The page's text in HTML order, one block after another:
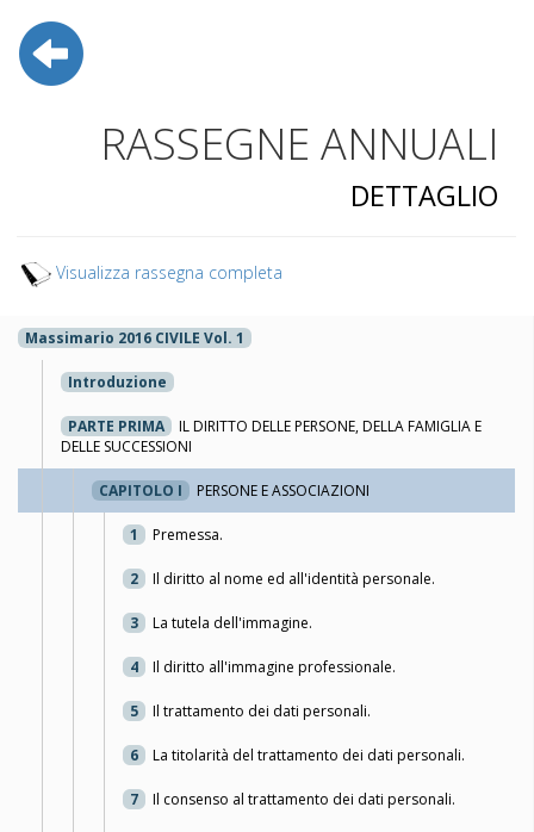
RASSEGNE ANNUALI
DETTAGLIO
Visualizza rassegna completa
Massimario 2016 CIVILE Vol. 1
Introduzione
PARTE PRIMA
IL DIRITTO DELLE PERSONE, DELLA FAMIGLIA E
DELLE SUCCESSIONI
CAPITOLO I PERSONE E ASSOCIAZIONI
1 Premessa.
2 Il diritto al nome ed all'identità personale.
3 La tutela dell'immagine.
4 Il diritto all'immagine professionale.
5 Il trattamento dei dati personali.
6 La titolarità del trattamento dei dati personali.
7 Il consenso al trattamento dei dati personali.